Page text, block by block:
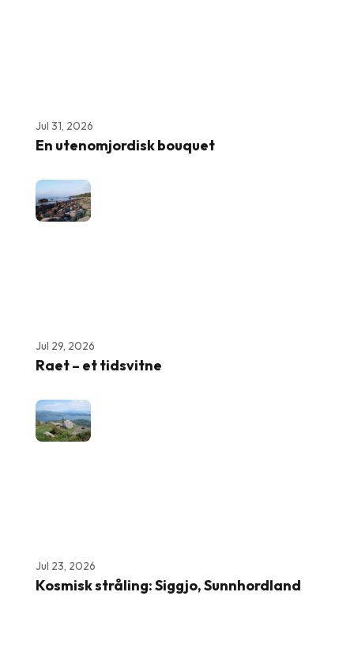
Jul 31, 2026
En utenomjordisk bouquet
Jul 29, 2026
Raet – et tidsvitne
Jul 23, 2026
Kosmisk stråling: Siggjo, Sunnhordland